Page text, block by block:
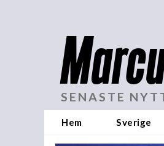
SENASTE
Hem Sverige